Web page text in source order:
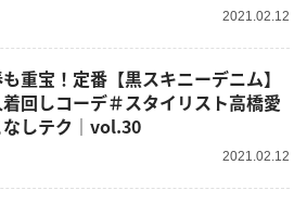
2021.02.12
重宝！定番【黒スキニーデニム】
回しコーデ＃スタイリスト高橋愛
しテク｜vol.30
2021.02.12